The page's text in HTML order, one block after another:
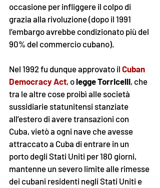
occasione per infliggere il colpo di
grazia alla rivoluzione (dopo il 1991
l’embargo avrebbe condizionato più del
90% del commercio cubano).
Nel 1992 fu dunque approvato il Cuban
Democracy Act, o legge Torricelli, che
tra le altre cose proibì alle società
sussidiarie statunitensi stanziate
all’estero di avere transazioni con
Cuba, vietò a ogni nave che avesse
attraccato a Cuba di entrare in un
porto degli Stati Uniti per 180 giorni,
mantenne un severo limite alle rimesse
dei cubani residenti negli Stati Uniti e